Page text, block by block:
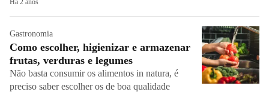
Há 2 anos
Gastronomia
Como escolher, higienizar e armazenar
frutas, verduras e legumes
Não basta consumir os alimentos in natura, é
preciso saber escolher os de boa qualidade